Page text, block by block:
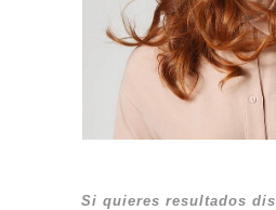
Si quieres resultados